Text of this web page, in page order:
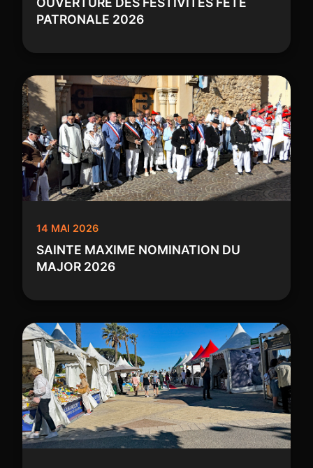
PATRONALE 2026
14 MAI 2026
SAINTE MAXIME NOMINATION DU
MAJOR 2026